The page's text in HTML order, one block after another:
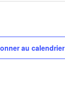
au calendrier